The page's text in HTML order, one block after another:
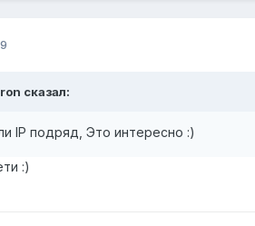
сказал:
IP подряд, Это интересно :)
:)